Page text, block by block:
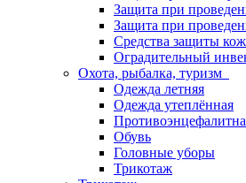
Защита при
Защита при
Средства защиты
Оградительный
Охота, рыбалка, туризм
Одежда летняя
Одежда утеплённая
Обувь
Головные уборы
Трикотаж